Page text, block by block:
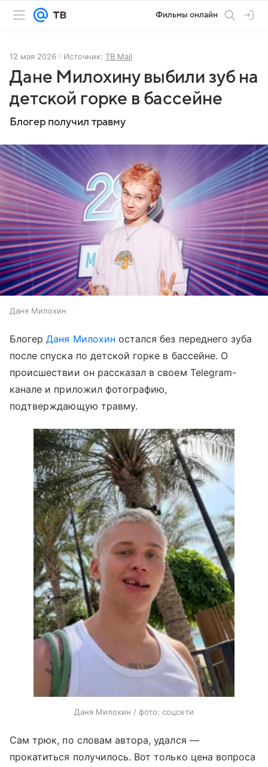
Фильмы онлайн
12 мая 2026 Источник: ТВ Mail
Дане Милохину выбили зуб на
детской горке в бассейне
Блогер получил травму
Даня Милохин
БлогерДаня Милохин остался без переднего зуба
после спуска по детской горке в бассейне. О
происшествии он рассказал в своем Telegram-
канале и приложил фотографию,
подтверждающую травму.
Даня Милохин / фото: соцсети
Сам трюк, по словам автора, удался —
прокатиться получилось. Вот только цена вопроса